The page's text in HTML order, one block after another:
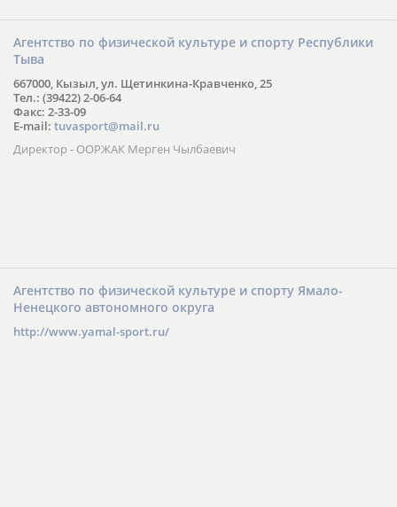
Агентство по физической культуре и спорту Республики
Тыва
667000, Кызыл, ул. Щетинкина-Кравченко, 25
Тел.: (39422) 2-06-64
Факс: 2-33-09
E-mail: tuvasport@mail.ru
Директор - ООРЖАК Мерген Чылбаевич
Агентство по физической культуре и спорту Ямало-
Ненецкого автономного округа
http://www.yamal-sport.ru/